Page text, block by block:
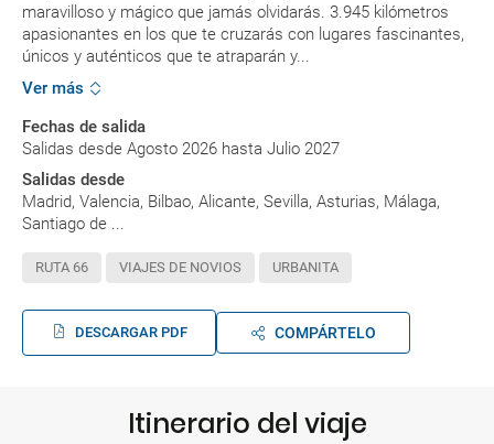
maravilloso y mágico que jamás olvidarás. 3.945 kilómetros
apasionantes en los que te cruzarás con lugares fascinantes,
únicos y auténticos que te atraparán y...
Ver más
Fechas de salida
Salidas desde Agosto 2026 hasta Julio 2027
Salidas desde
Madrid, Valencia, Bilbao, Alicante, Sevilla, Asturias, Málaga,
Santiago de ...
RUTA 66 VIAJES DE NOVIOS URBANITA
DESCARGAR PDF COMPÁRTELO
Itinerario del viaje